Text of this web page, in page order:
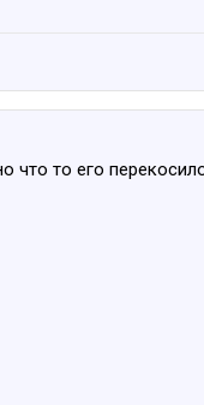
что то его